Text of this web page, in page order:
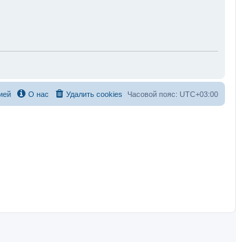
Часовой пояс: UTC+03:00
Удалить cookies
О нас